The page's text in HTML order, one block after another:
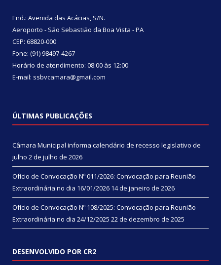
End.: Avenida das Acácias, S/N.
Aeroporto - São Sebastião da Boa Vista - PA
CEP: 68820-000
Fone: (91) 98497-4267
Horário de atendimento: 08:00 às 12:00
E-mail: ssbvcamara@gmail.com
ÚLTIMAS PUBLICAÇÕES
Câmara Municipal informa calendário de recesso legislativo de
julho 2 de julho de 2026
Ofício de Convocação Nº 011/2026: Convocação para Reunião
Extraordinária no dia 16/01/2026 14 de janeiro de 2026
Ofício de Convocação Nº 108/2025: Convocação para Reunião
Extraordinária no dia 24/12/2025 22 de dezembro de 2025
DESENVOLVIDO POR CR2